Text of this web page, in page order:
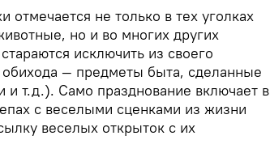
не только в тех уголках
но и во многих других
исключить из своего
— предметы быта, сделанные
и т.д.). Само празднование включает в
с веселыми сценками из жизни
веселых открыток с их